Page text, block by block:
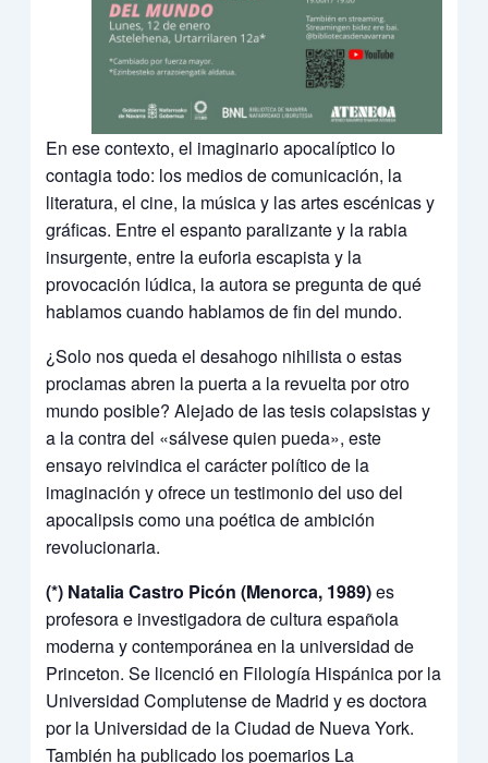
En ese contexto, el imaginario apocalíptico lo
contagia todo: los medios de comunicación, la
literatura, el cine, la música y las artes escénicas y
gráficas. Entre el espanto paralizante y la rabia
insurgente, entre la euforia escapista y la
provocación lúdica, la autora se pregunta de qué
hablamos cuando hablamos de fin del mundo.
¿Solo nos queda el desahogo nihilista o estas
proclamas abren la puerta a la revuelta por otro
mundo posible? Alejado de las tesis colapsistas y
a la contra del «sálvese quien pueda», este
ensayo reivindica el carácter político de la
imaginación y ofrece un testimonio del uso del
apocalipsis como una poética de ambición
revolucionaria.
(*) Natalia Castro Picón (Menorca, 1989)es
profesora e investigadora de cultura española
moderna y contemporánea en la universidad de
Princeton. Se licenció en Filología Hispánica por la
Universidad Complutense de Madrid y es doctora
por la Universidad de la Ciudad de Nueva York.
También ha publicado los poemarios La